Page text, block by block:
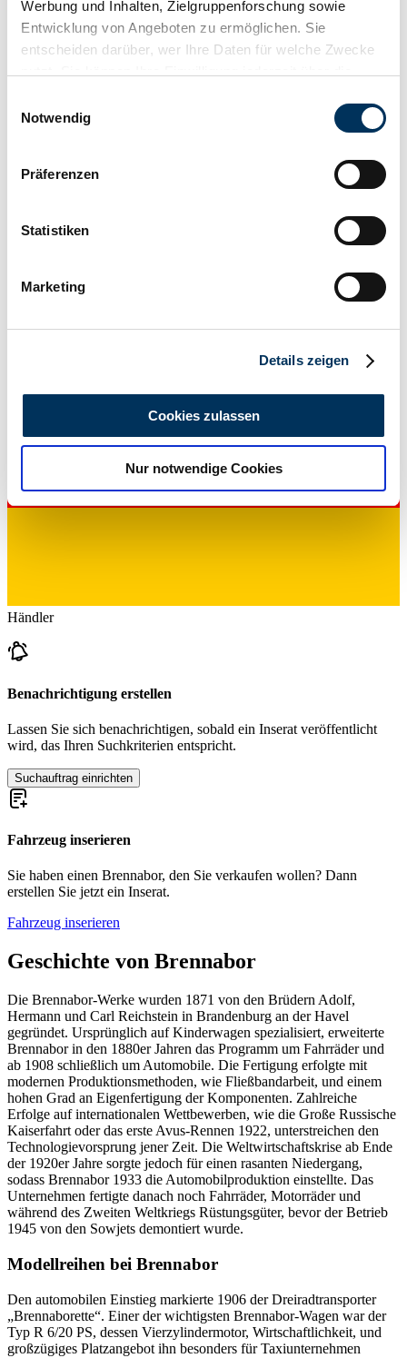
Werbung und Inhalten, Zielgruppenforschung sowie
Entwicklung von Angeboten zu ermöglichen. Sie
entscheiden darüber, wer Ihre Daten für welche Zwecke
Trigger Symbol ändern oder widerrufen
Informationen über Ihre geografische Lage
können
bestimmten Merkmalen (Fingerprinting) identifizieren
Erfahren Sie mehr darüber, wie Ihre persönlichen Daten
analysieren. Außerdem geben wir Informationen zu Ihrer
Verwendung unserer Website an unsere Partner für
soziale Medien, Werbung und Analysen weiter. Unsere
Notwendig
Präferenzen
Statistiken
Marketing
Details zeigen
Cookies zulassen
Nur notwendige Cookies
Händler
Benachrichtigung erstellen
Lassen Sie sich benachrichtigen, sobald ein Inserat veröffentlicht
wird, das Ihren Suchkriterien entspricht.
Suchauftrag einrichten
Fahrzeug inserieren
Sie haben einen Brennabor, den Sie verkaufen wollen? Dann
erstellen Sie jetzt ein Inserat.
Fahrzeug inserieren
Geschichte von Brennabor
Die Brennabor-Werke wurden 1871 von den Brüdern Adolf,
Hermann und Carl Reichstein in Brandenburg an der Havel
gegründet. Ursprünglich auf Kinderwagen spezialisiert, erweiterte
Brennabor in den 1880er Jahren das Programm um Fahrräder und
ab 1908 schließlich um Automobile. Die Fertigung erfolgte mit
modernen Produktionsmethoden, wie Fließbandarbeit, und einem
hohen Grad an Eigenfertigung der Komponenten. Zahlreiche
Erfolge auf internationalen Wettbewerben, wie die Große Russische
Kaiserfahrt oder das erste Avus-Rennen 1922, unterstreichen den
Technologievorsprung jener Zeit. Die Weltwirtschaftskrise ab Ende
der 1920er Jahre sorgte jedoch für einen rasanten Niedergang,
sodass Brennabor 1933 die Automobilproduktion einstellte. Das
Unternehmen fertigte danach noch Fahrräder, Motorräder und
während des Zweiten Weltkriegs Rüstungsgüter, bevor der Betrieb
1945 von den Sowjets demontiert wurde.
Modellreihen bei Brennabor
Den automobilen Einstieg markierte 1906 der Dreiradtransporter
„Brennaborette“. Einer der wichtigsten Brennabor-Wagen war der
Typ R 6/20 PS, dessen Vierzylindermotor, Wirtschaftlichkeit, und
großzügiges Platzangebot ihn besonders für Taxiunternehmen